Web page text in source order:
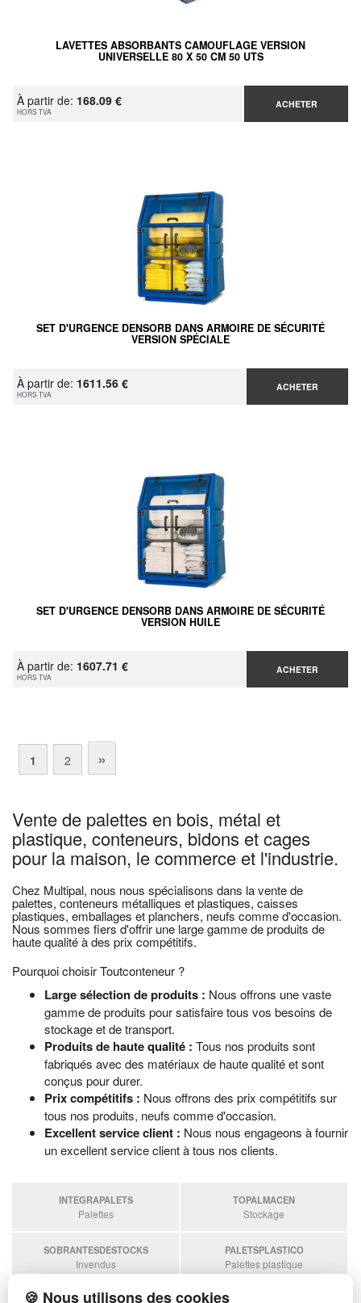
LAVETTES ABSORBANTS CAMOUFLAGE VERSION
UNIVERSELLE 80 X 50 CM 50 UTS
À partir de: 168.09 €
HORS TVA
ACHETER
SET D'URGENCE DENSORB DANS ARMOIRE DE SÉCURITÉ
VERSION SPÉCIALE
À partir de: 1611.56 €
HORS TVA
ACHETER
SET D'URGENCE DENSORB DANS ARMOIRE DE SÉCURITÉ
VERSION HUILE
À partir de: 1607.71 €
HORS TVA
ACHETER
1 2 »
Vente de palettes en bois, métal et
plastique, conteneurs, bidons et cages
pour la maison, le commerce et l'industrie.
Chez Multipal, nous nous spécialisons dans la vente de
palettes, conteneurs métalliques et plastiques, caisses
plastiques, emballages et planchers, neufs comme d'occasion.
Nous sommes fiers d'offrir une large gamme de produits de
haute qualité à des prix compétitifs.
Pourquoi choisir Toutconteneur ?
Large sélection de produits : Nous offrons une vaste
gamme de produits pour satisfaire tous vos besoins de
stockage et de transport.
Produits de haute qualité : Tous nos produits sont
fabriqués avec des matériaux de haute qualité et sont
conçus pour durer.
Prix compétitifs : Nous offrons des prix compétitifs sur
tous nos produits, neufs comme d'occasion.
Excellent service client : Nous nous engageons à fournir
un excellent service client à tous nos clients.
INTEGRAPALETS
Palettes
TOPALMACEN
Stockage
SOBRANTESDESTOCKS
Invendus
PALETSPLASTICO
Palettes plastique
ESTANTERIASKIT
🍪 Nous utilisons des cookies